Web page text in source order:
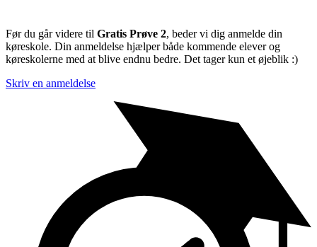
Før du går videre til Gratis Prøve 2, beder vi dig anmelde din
køreskole. Din anmeldelse hjælper både kommende elever og
køreskolerne med at blive endnu bedre. Det tager kun et øjeblik :)
Skriv en anmeldelse